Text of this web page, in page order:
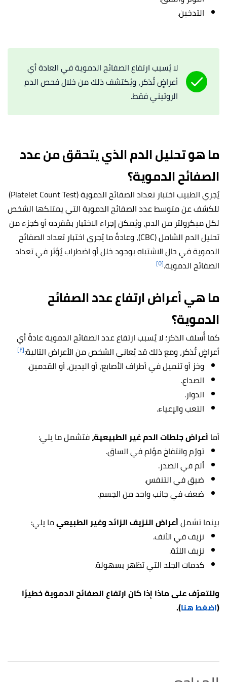
التدخين.
لا يُسبب ارتفاع الصفائح الدموية في العادة أي
أعراضٍ تُذكر، ويُكتشف ذلك من خلال فحص الدم
الروتيني فقط.
ما هو تحليل الدم الذي يتحقق من عدد
الصفائح الدموية؟
يُجري الطبيب اختبار تعداد الصفائح الدموية (Platelet Count Test)
للكشف عن متوسط عدد الصفائح الدموية التي يمتلكها الشخص
لكل ميكرولتر من الدم، ويُمكن إجراء الاختبار بمُفرده أو كجزء من
تحليل الدم الشامل (CBC)، وعادةً ما يُجرى اختبار تعداد الصفائح
الدموية في حال الاشتباه بوجود خلل أو اضطراب يُؤثر في تعداد
الصفائح الدموية.[٥]
ما هي أعراض ارتفاع عدد الصفائح
الدموية؟
كما أُسلف الذكر؛ لا يُسبب ارتفاع عدد الصفائح الدموية عادةً أي
أعراضٍ تُذكر، ومع ذلك قد يُعاني الشخص من الأعراض التالية:[٢]
وخز أو تنميل في أطراف الأصابع، أو اليدين، أو القدمين.
الصداع.
الدوار.
التعب والإعياء.
أما أعراض جلطات الدم غير الطبيعية،فتشمل ما يلي:
تورّم وانتفاخ مؤلم في الساق.
ألم في الصدر.
ضيق في التنفس.
ضعف في جانب واحد من الجسم.
بينما تشملأعراض النزيف الزائد وغير الطبيعيما يلي:
نزيف في الأنف.
نزيف اللثة.
كدمات الجلد التي تظهر بسهولة.
وللتعرّف على ماذا إذا كان ارتفاع الصفائح الدموية خطيرًا
(اضغط هنا).